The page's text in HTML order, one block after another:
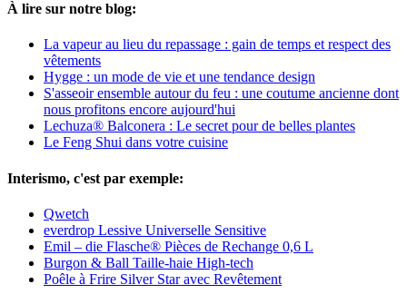
À lire sur notre blog:
La vapeur au lieu du repassage : gain de temps et respect des
vêtements
Hygge : un mode de vie et une tendance design
S'asseoir ensemble autour du feu : une coutume ancienne dont
nous profitons encore aujourd'hui
Lechuza® Balconera : Le secret pour de belles plantes
Le Feng Shui dans votre cuisine
Interismo, c'est par exemple:
Qwetch
everdrop Lessive Universelle Sensitive
Emil – die Flasche® Pièces de Rechange 0,6 L
Burgon & Ball Taille-haie High-tech
Poêle à Frire Silver Star avec Revêtement